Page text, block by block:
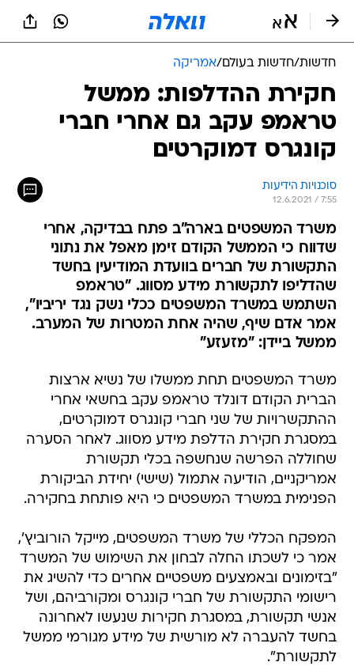
חדשות/חדשות בעולם/אמריקה
חקירת ההדלפות: ממשל
טראמפ עקב גם אחרי חברי
קונגרס דמוקרטים
סוכנויות הידיעות
12.6.2021 / 7:55
משרד המשפטים בארה"ב פתח בבדיקה, אחרי
שדווח כי הממשל הקודם זימן מאפל את נתוני
התקשורת של חברים בוועדת המודיעין בחשד
שהדליפו לתקשורת מידע מסווג. "טראמפ
השתמש במשרד המשפטים ככלי נשק נגד יריביו",
אמר אדם שיף, שהיה אחת המטרות של המערב.
ממשל ביידן: "מזעזע"
משרד המשפטים תחת ממשלו של נשיא ארצות
הברית הקודם דונלד טראמפ עקב בחשאי אחרי
ההתקשרויות של שני חברי קונגרס דמוקרטים,
במסגרת חקירת הדלפת מידע מסווג. לאחר הסערה
שחוללה הפרשה שנחשפה בכלי תקשורת
אמריקניים, הודיעה אתמול (שישי) יחידת הביקורת
הפנימית במשרד המשפטים כי היא פותחת בחקירה.
המפקח הכללי של משרד המשפטים, מייקל הורוביץ',
אמר כי לשכתו החלה לבחון את השימוש של המשרד
"בזימונים ובאמצעים משפטיים אחרים כדי להשיג את
רישומי התקשורת של חברי קונגרס ומקורביהם, ושל
אנשי תקשורת, במסגרת חקירות שנעשו לאחרונה
בחשד להעברה לא מורשית של מידע מגורמי ממשל
לתקשורת".